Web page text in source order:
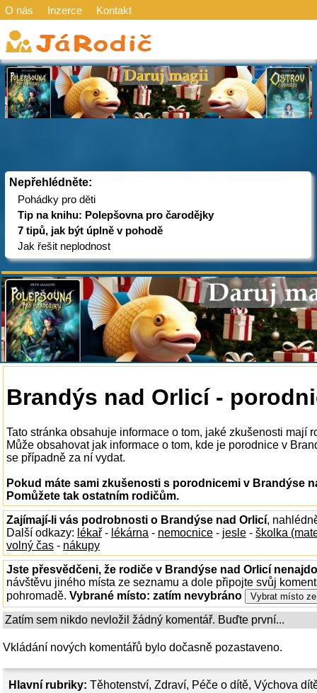
O nás Inzerce Kontakt
Nepřehlédněte:
Pohádky pro děti
Tip na knihu: Polepšovna pro čarodějky
7 tipů, jak být úplně v pohodě
Jak řešit neplodnost
Hlavní rubriky: Těhotenství, Zdraví, Péče o dítě, Výchova
Brandýs nad Orlicí -
Tato stránka obsahuje informace o tom, jaké zkušenosti mají
Může obsahovat jak informace o tom, kde je porodnice v
se případně za ní vydat.
Pokud máte sami zkušenosti s porodnicemi v Brandýse
Pomůžete tak ostatním rodičům.
Zajímají-li vás podrobnosti o Brandýse nad Orlicí,
Další odkazy: lékař - lékárna - nemocnice - jesle - školka
volný čas - nákupy
Jste přesvědčeni, že rodiče v Brandýse nad Orlicí
návštěvu jiného místa ze seznamu a dole připojte svůj
pohromadě. Vybrané místo: zatím nevybráno
Zatím sem nikdo nevložil žádný komentář. Buďte první...
Vkládání nových komentářů bylo dočasně pozastaveno.